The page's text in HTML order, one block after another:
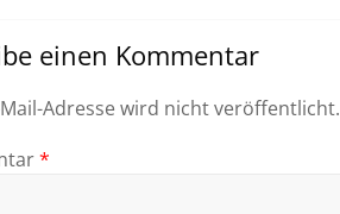
einen Kommentar
Adresse wird nicht veröffentlicht.
*